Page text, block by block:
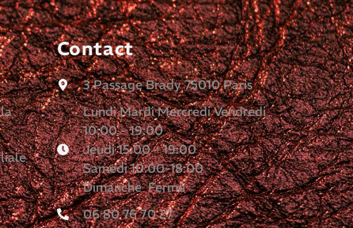
Contact
3 Passage Brady 75010 Paris
Lundi Mardi Mercredi Vendredi
10:00 - 19:00
Jeudi 15:00 - 19:00
Samedi 10:00-18:00
Dimanche Fermé
06 80 76 70 27